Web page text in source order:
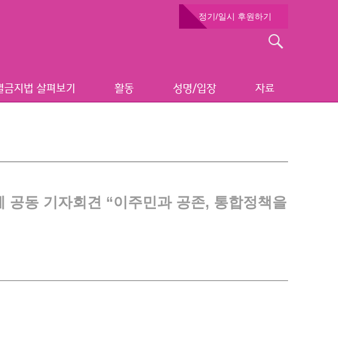
정기/일시 후원하기
금지법 살펴보기 활동 성명/입장 자료
동 기자회견 “이주민과 공존, 통합정책을